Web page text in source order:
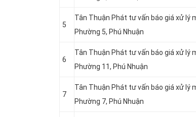
5
Tân Thuận Phát tư vấn báo giá xử lý
Phường 5, Phú Nhuận
6
Tân Thuận Phát tư vấn báo giá xử lý
Phường 11, Phú Nhuận
7
Tân Thuận Phát tư vấn báo giá xử lý
Phường 7, Phú Nhuận